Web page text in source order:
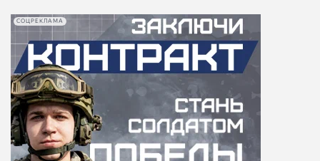
СОЦРЕКЛАМА